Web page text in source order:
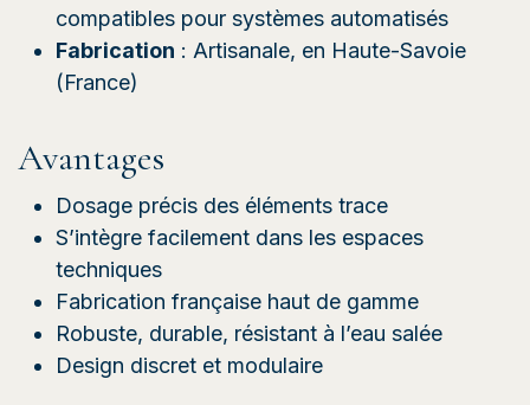
compatibles pour systèmes automatisés
Fabrication : Artisanale, en Haute-Savoie
(France)
Avantages
Dosage précis des éléments trace
S’intègre facilement dans les espaces
techniques
Fabrication française haut de gamme
Robuste, durable, résistant à l’eau salée
Design discret et modulaire